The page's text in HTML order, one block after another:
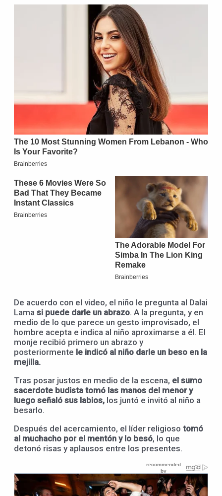
De acuerdo con el video, el niño le pregunta al Dalai
Lama si puede darle un abrazo. A la pregunta, y en
medio de lo que parece un gesto improvisado, el
hombre acepta e indica al niño aproximarse a él. El
monje recibió primero un abrazo y
posteriormente le indicó al niño darle un beso en la
mejilla.
Tras posar justos en medio de la escena, el sumo
sacerdote budista tomó las manos del menor y
luego señaló sus labios, los juntó e invitó al niño a
besarlo.
Después del acercamiento, el líder religioso tomó
al muchacho por el mentón y lo besó, lo que
detonó risas y aplausos entre los presentes.